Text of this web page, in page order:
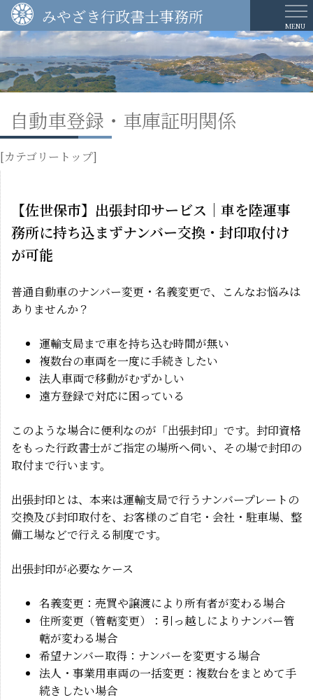
Skip
content
みやざき行政書士事務所 MENU
ホーム
当事務所について
相続・遺言関係
遺言について
サービス種類と費用
建設業許可申請関係
自動車登録・車庫証明関係
農地法関係
お問い合わせ
Blog/お知らせ
自動車登録・車庫証明関係
[カテゴリートップ]
【佐世保市】出張封印サービス｜車を陸運事
務所に持ち込まずナンバー交換・封印取付け
が可能
普通自動車のナンバー変更・名義変更で、こんなお悩みは
ありませんか？
運輸支局まで車を持ち込む時間が無い
複数台の車両を一度に手続きしたい
法人車両で移動がむずかしい
遠方登録で対応に困っている
このような場合に便利なのが「出張封印」です。封印資格
をもった行政書士がご指定の場所へ伺い、その場で封印の
取付まで行います。
出張封印とは、本来は運輸支局で行うナンバープレートの
交換及び封印取付を、お客様のご自宅・会社・駐車場、整
備工場などで行える制度です。
出張封印が必要なケース
名義変更：売買や譲渡により所有者が変わる場合
住所変更（管轄変更）：引っ越しによりナンバー管
轄が変わる場合
希望ナンバー取得：ナンバーを変更する場合
法人・事業用車両の一括変更：複数台をまとめて手
続きしたい場合